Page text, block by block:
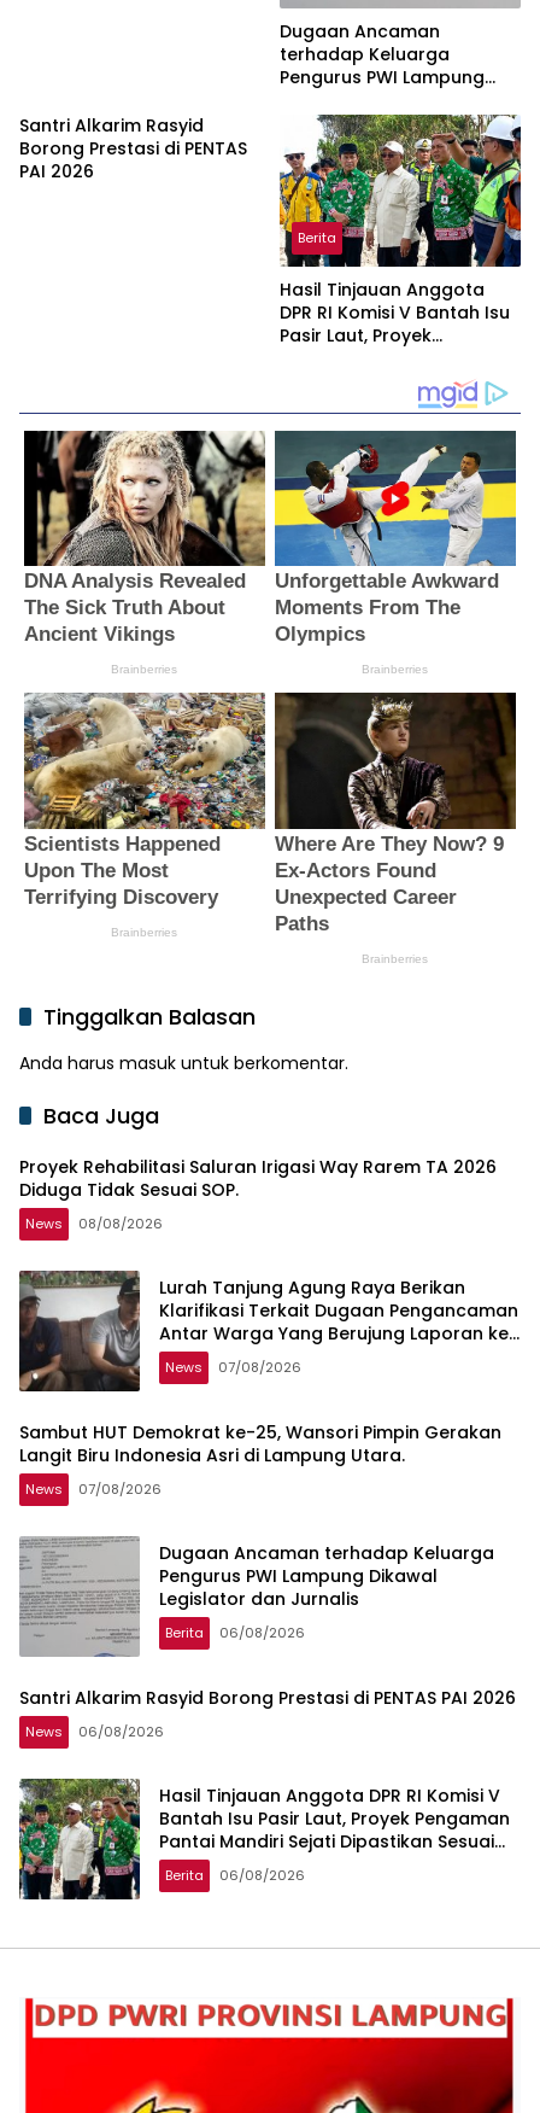
Dugaan Ancaman
terhadap Keluarga
Pengurus PWI Lampung
Jurnalis
Santri Alkarim Rasyid
Borong Prestasi di PENTAS
PAI 2026
Berita
Hasil Tinjauan Anggota
DPR RI Komisi V Bantah Isu
Pasir Laut, Proyek
Sejati Dipastikan Sesuai
Tinggalkan Balasan
Anda harus masuk untuk berkomentar.
Baca Juga
Proyek Rehabilitasi Saluran Irigasi Way Rarem TA 2026
Diduga Tidak Sesuai SOP.
News 08/08/2026
Lurah Tanjung Agung Raya Berikan
Klarifikasi Terkait Dugaan Pengancaman
Antar Warga Yang Berujung Laporan ke
Polisi
News 07/08/2026
Sambut HUT Demokrat ke-25, Wansori Pimpin Gerakan
Langit Biru Indonesia Asri di Lampung Utara.
News 07/08/2026
Dugaan Ancaman terhadap Keluarga
Pengurus PWI Lampung Dikawal
Legislator dan Jurnalis
Berita 06/08/2026
Santri Alkarim Rasyid Borong Prestasi di PENTAS PAI 2026
News 06/08/2026
Hasil Tinjauan Anggota DPR RI Komisi V
Bantah Isu Pasir Laut, Proyek Pengaman
Pantai Mandiri Sejati Dipastikan Sesuai
Spesifikasi
Berita 06/08/2026